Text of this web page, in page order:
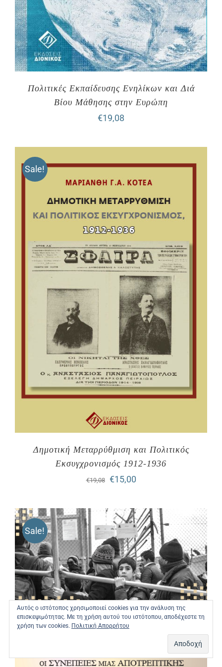
Πολιτικές Εκπαίδευσης Ενηλίκων και Διά
Βίου Μάθησης στην Ευρώπη
€19,08
Sale!
Δημοτική Μεταρρύθμιση και Πολιτικός
Εκσυγχρονισμός 1912-1936
€19,08
Original
was:
€19,08.
€15,00Η
τιμή
είναι:
€15,00.
Sale!
Αυτός ο ιστότοπος χρησιμοποιεί cookies για την ανάλυση της
επισκεψιμότητας. Με τη χρήση αυτού του ιστότοπου, αποδέχεστε τη
χρήση των cookies. Πολιτική Απορρήτου